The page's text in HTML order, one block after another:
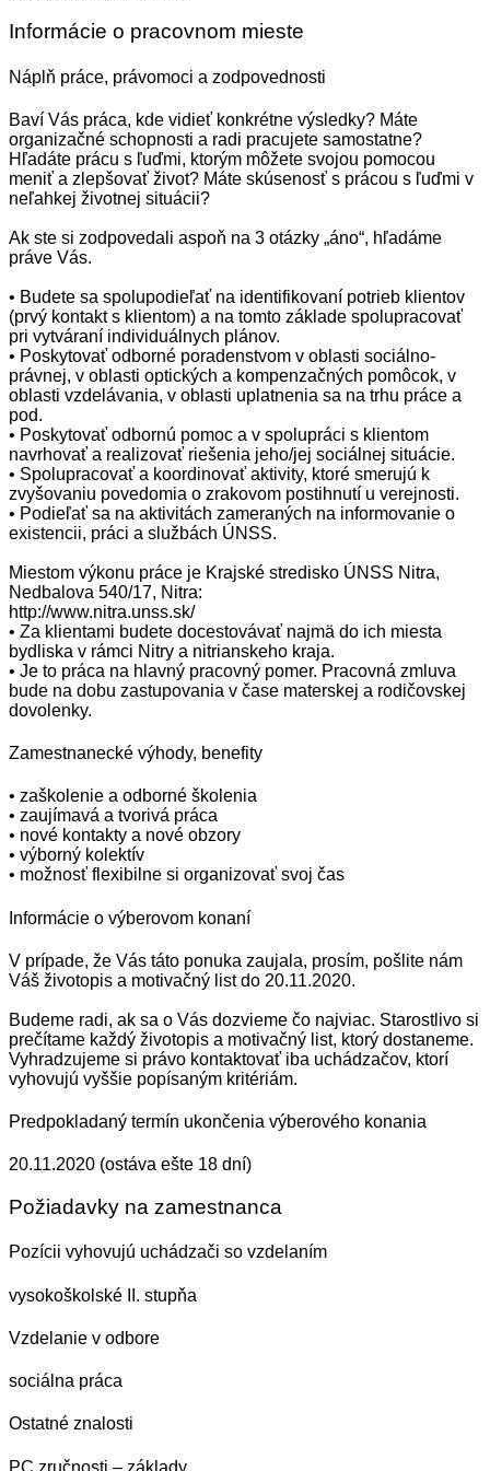
Informácie o pracovnom mieste
Náplň práce, právomoci a zodpovednosti
Baví Vás práca, kde vidieť konkrétne výsledky? Máte
organizačné schopnosti a radi pracujete samostatne?
Hľadáte prácu s ľuďmi, ktorým môžete svojou pomocou
meniť a zlepšovať život? Máte skúsenosť s prácou s ľuďmi v
neľahkej životnej situácii?
Ak ste si zodpovedali aspoň na 3 otázky „áno“, hľadáme
práve Vás.
• Budete sa spolupodieľať na identifikovaní potrieb klientov
(prvý kontakt s klientom) a na tomto základe spolupracovať
pri vytváraní individuálnych plánov.
• Poskytovať odborné poradenstvom v oblasti sociálno-
právnej, v oblasti optických a kompenzačných pomôcok, v
oblasti vzdelávania, v oblasti uplatnenia sa na trhu práce a
pod.
• Poskytovať odbornú pomoc a v spolupráci s klientom
navrhovať a realizovať riešenia jeho/jej sociálnej situácie.
• Spolupracovať a koordinovať aktivity, ktoré smerujú k
zvyšovaniu povedomia o zrakovom postihnutí u verejnosti.
• Podieľať sa na aktivitách zameraných na informovanie o
existencii, práci a službách ÚNSS.
Miestom výkonu práce je Krajské stredisko ÚNSS Nitra,
Nedbalova 540/17, Nitra:
http://www.nitra.unss.sk/
• Za klientami budete docestovávať najmä do ich miesta
bydliska v rámci Nitry a nitrianskeho kraja.
• Je to práca na hlavný pracovný pomer. Pracovná zmluva
bude na dobu zastupovania v čase materskej a rodičovskej
dovolenky.
Zamestnanecké výhody, benefity
• zaškolenie a odborné školenia
• zaujímavá a tvorivá práca
• nové kontakty a nové obzory
• výborný kolektív
• možnosť flexibilne si organizovať svoj čas
Informácie o výberovom konaní
V prípade, že Vás táto ponuka zaujala, prosím, pošlite nám
Váš životopis a motivačný list do 20.11.2020.
Budeme radi, ak sa o Vás dozvieme čo najviac. Starostlivo si
prečítame každý životopis a motivačný list, ktorý dostaneme.
Vyhradzujeme si právo kontaktovať iba uchádzačov, ktorí
vyhovujú vyššie popísaným kritériám.
Predpokladaný termín ukončenia výberového konania
20.11.2020 (ostáva ešte 18 dní)
Požiadavky na zamestnanca
Pozícii vyhovujú uchádzači so vzdelaním
vysokoškolské II. stupňa
Vzdelanie v odbore
sociálna práca
Ostatné znalosti
PC zručnosti – základy